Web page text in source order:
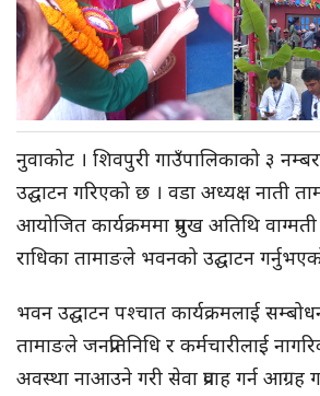
नुवाकोट । शिवपुरी गाउँपालिकाको ३
उद्घाटन गरिएको छ । वडा अध्यक्ष नाती
आयोजित कार्यक्रममा प्रमुख अतिथि
राधिका तामाङले भवनको उद्घाटन
भवन उद्घाटन पश्चात कार्यक्रमलाई
तामाङले जनप्रतिनिधि र कर्मचारीलाई
अवस्था नाआउने गरी सेवा प्रवाह गर्न आग्रह